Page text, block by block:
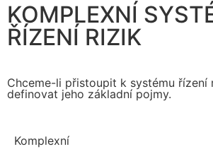
KOMPLEXNÍ
ŘÍZENÍ RIZIK
Chceme-li přistoupit k systému řízení
definovat jeho základní pojmy.
Komplexní